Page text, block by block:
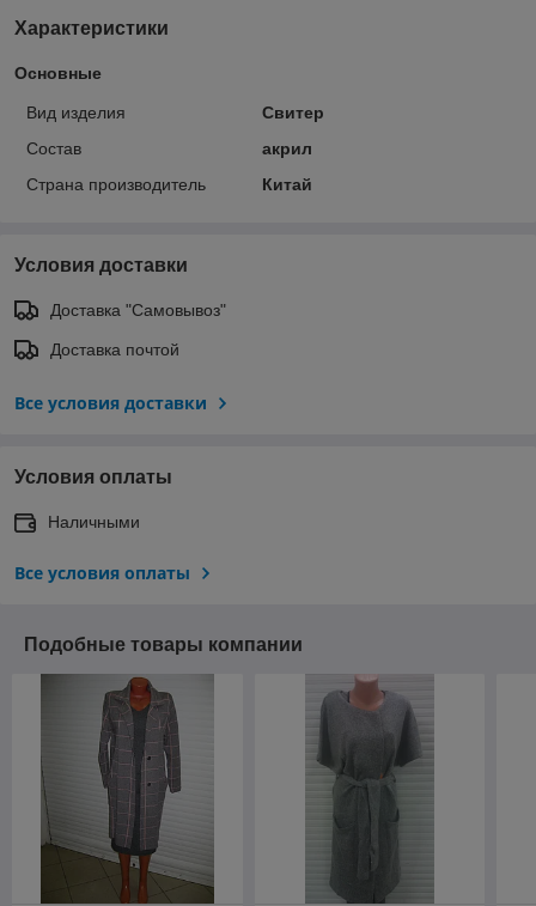
Характеристики
Основные
Вид изделия
Свитер
Состав
акрил
Страна производитель
Китай
Условия доставки
Доставка "Самовывоз"
Доставка почтой
Все условия доставки
Условия оплаты
Наличными
Все условия оплаты
Подобные товары компании